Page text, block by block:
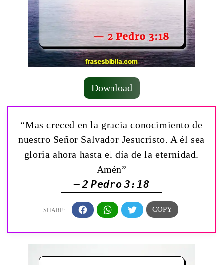
Download
“Mas creced en la gracia conocimiento de
nuestro Señor Salvador Jesucristo. A él sea
gloria ahora hasta el día de la eternidad.
Amén”
— 2 Pedro 3:18